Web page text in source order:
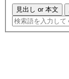
見出し or 本文